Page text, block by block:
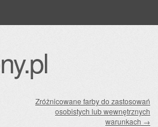
Zróżnicowane farby do zastosowań
osobistych lub wewnętrznych
warunkach →